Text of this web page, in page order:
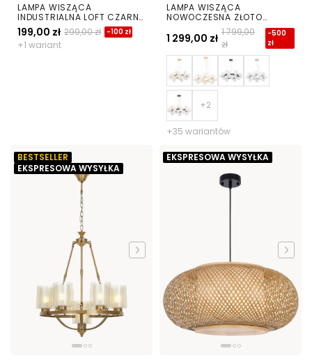
LAMPA WISZĄCA
INDUSTRIALNA LOFT CZARNA
ARIGIO D45
199,00 zł 299,00 zł -100 zł
+1 wariant
LAMPA WISZĄCA
NOWOCZESNA ZŁOTO
KLASYCZNE BIAŁE KULE
MARSIADA 25
1 299,00 zł 1 799,00
zł
-500
zł
+35 wariantów
BESTSELLER
EKSPRESOWA WYSYŁKA
EKSPRESOWA WYSYŁKA